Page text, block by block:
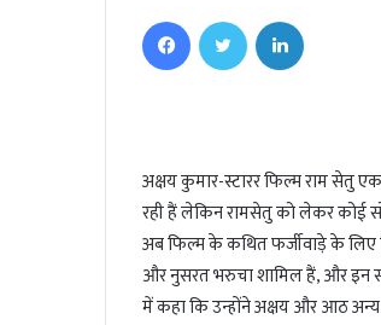
d
m
a
i
l
अक्षय कुमार-स्टारर फिल्म राम सेतु
रही हैं लेकिन रामसेतु को लेकर कोई
अब फिल्म के कथित फर्जीवाड़े के लिए
और नुसरत भरुचा शामिल हैं, और इन
में कहा कि उन्होंने अक्षय और आठ अन्य